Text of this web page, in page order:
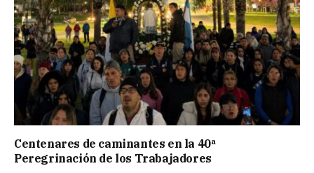
Centenares de caminantes en la 40ª
Peregrinación de los Trabajadores